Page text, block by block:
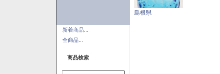
新着商品...
全商品...
商品検索
島根県